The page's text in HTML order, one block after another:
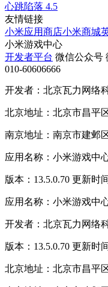
心跳陷落 4.5
友情链接
小米应用商店小米商城
小米游戏中心
开发者平台 微信公众号
010-60606666
开发者：北京瓦力网络
北京地址：北京市昌平
南京地址：南京市建邺
应用名称：小米游戏中
版本：13.5.0.70 更新时
应用名称：小米游戏中
开发者：北京瓦力网络
版本：13.5.0.70 更新时
北京地址：北京市昌平